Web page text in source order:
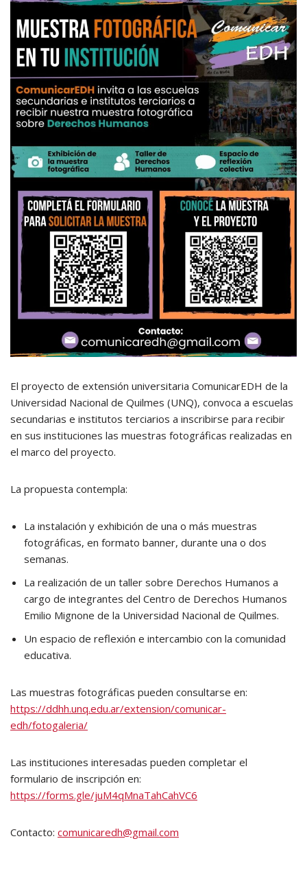
El proyecto de extensión universitaria ComunicarEDH de la
Universidad Nacional de Quilmes (UNQ), convoca a escuelas
secundarias e institutos terciarios a inscribirse para recibir
en sus instituciones las muestras fotográficas realizadas en
el marco del proyecto.
La propuesta contempla:
La instalación y exhibición de una o más muestras
fotográficas, en formato banner, durante una o dos
semanas.
La realización de un taller sobre Derechos Humanos a
cargo de integrantes del Centro de Derechos Humanos
Emilio Mignone de la Universidad Nacional de Quilmes.
Un espacio de reflexión e intercambio con la comunidad
educativa.
Las muestras fotográficas pueden consultarse en:
https://ddhh.unq.edu.ar/extension/comunicar-
edh/fotogaleria/
Las instituciones interesadas pueden completar el
formulario de inscripción en:
https://forms.gle/juM4qMnaTahCahVC6
Contacto: comunicaredh@gmail.com